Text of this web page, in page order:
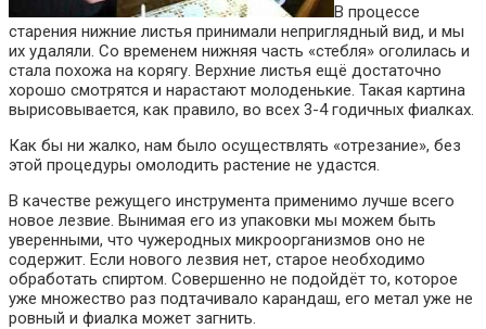
В процессе
старения нижние листья принимали неприглядный вид, и мы
их удаляли. Со временем нижняя часть «стебля» оголилась и
стала похожа на корягу. Верхние листья ещё достаточно
хорошо смотрятся и нарастают молоденькие. Такая картина
вырисовывается, как правило, во всех 3-4 годичных фиалках.
Как бы ни жалко, нам было осуществлять «отрезание», без
этой процедуры омолодить растение не удастся.
В качестве режущего инструмента применимо лучше всего
новое лезвие. Вынимая его из упаковки мы можем быть
уверенными, что чужеродных микроорганизмов оно не
содержит. Если нового лезвия нет, старое необходимо
обработать спиртом. Совершенно не подойдёт то, которое
уже множество раз подтачивало карандаш, его метал уже не
ровный и фиалка может загнить.